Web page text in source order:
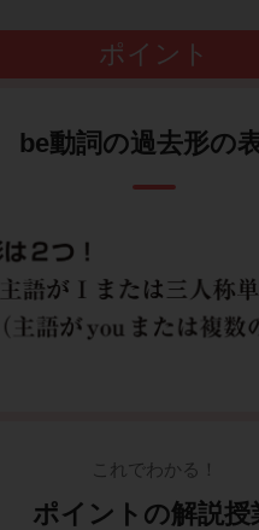
ポイント
be動詞の過去形の
これでわかる！
ポイントの解説授